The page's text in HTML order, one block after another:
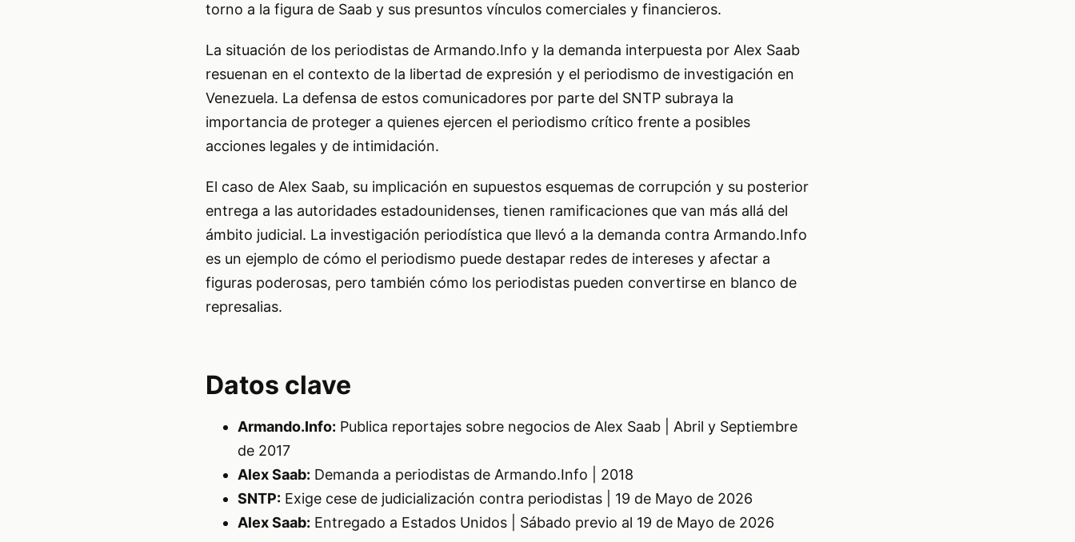
torno a la figura de Saab y sus presuntos vínculos comerciales y financieros.
La situación de los periodistas de Armando.Info y la demanda interpuesta por Alex Saab
resuenan en el contexto de la libertad de expresión y el periodismo de investigación en
Venezuela. La defensa de estos comunicadores por parte del SNTP subraya la
importancia de proteger a quienes ejercen el periodismo crítico frente a posibles
acciones legales y de intimidación.
El caso de Alex Saab, su implicación en supuestos esquemas de corrupción y su posterior
entrega a las autoridades estadounidenses, tienen ramificaciones que van más allá del
ámbito judicial. La investigación periodística que llevó a la demanda contra Armando.Info
es un ejemplo de cómo el periodismo puede destapar redes de intereses y afectar a
figuras poderosas, pero también cómo los periodistas pueden convertirse en blanco de
represalias.
Datos clave
Armando.Info: Publica reportajes sobre negocios de Alex Saab | Abril y Septiembre
de 2017
Alex Saab: Demanda a periodistas de Armando.Info | 2018
SNTP: Exige cese de judicialización contra periodistas | 19 de Mayo de 2026
Alex Saab: Entregado a Estados Unidos | Sábado previo al 19 de Mayo de 2026